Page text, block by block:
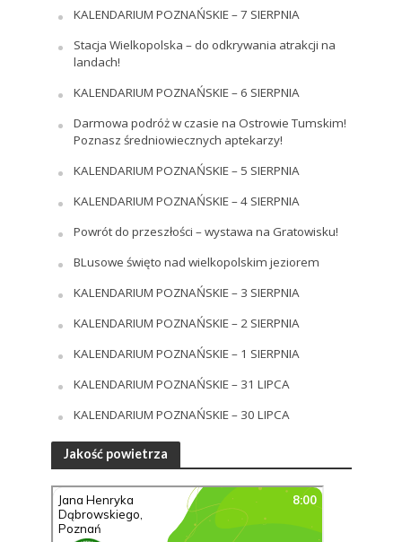
KALENDARIUM POZNAŃSKIE – 7 SIERPNIA
Stacja Wielkopolska – do odkrywania atrakcji na
landach!
KALENDARIUM POZNAŃSKIE – 6 SIERPNIA
Darmowa podróż w czasie na Ostrowie Tumskim!
Poznasz średniowiecznych aptekarzy!
KALENDARIUM POZNAŃSKIE – 5 SIERPNIA
KALENDARIUM POZNAŃSKIE – 4 SIERPNIA
Powrót do przeszłości – wystawa na Gratowisku!
BLusowe święto nad wielkopolskim jeziorem
KALENDARIUM POZNAŃSKIE – 3 SIERPNIA
KALENDARIUM POZNAŃSKIE – 2 SIERPNIA
KALENDARIUM POZNAŃSKIE – 1 SIERPNIA
KALENDARIUM POZNAŃSKIE – 31 LIPCA
KALENDARIUM POZNAŃSKIE – 30 LIPCA
Jakość powietrza